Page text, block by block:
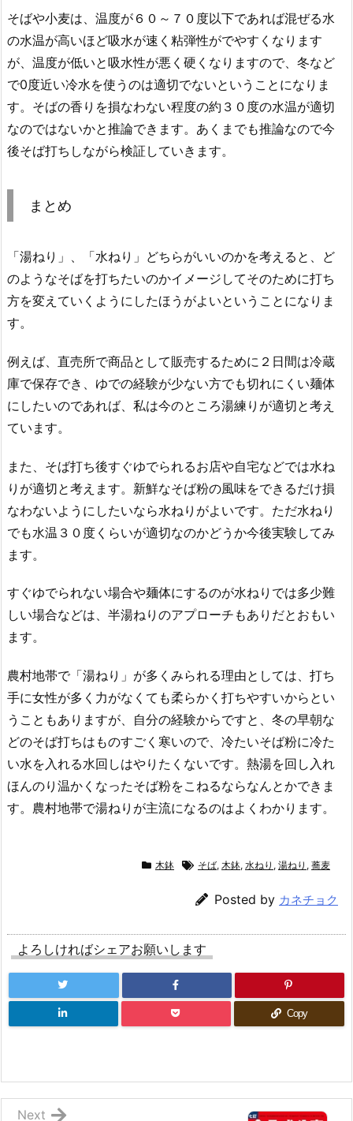
そばや小麦は、温度が６０～７０度以下であれば混ぜる水
の水温が高いほど吸水が速く粘弾性がでやすくなります
が、温度が低いと吸水性が悪く硬くなりますので、冬など
で0度近い冷水を使うのは適切でないということになりま
す。そばの香りを損なわない程度の約３０度の水温が適切
なのではないかと推論できます。あくまでも推論なので今
後そば打ちしながら検証していきます。
まとめ
「湯ねり」、「水ねり」どちらがいいのかを考えると、ど
のようなそばを打ちたいのかイメージしてそのために打ち
方を変えていくようにしたほうがよいということになりま
す。
例えば、直売所で商品として販売するために２日間は冷蔵
庫で保存でき、ゆでの経験が少ない方でも切れにくい麺体
にしたいのであれば、私は今のところ湯練りが適切と考え
ています。
また、そば打ち後すぐゆでられるお店や自宅などでは水ね
りが適切と考えます。新鮮なそば粉の風味をできるだけ損
なわないようにしたいなら水ねりがよいです。ただ水ねり
でも水温３０度くらいが適切なのかどうか今後実験してみ
ます。
すぐゆでられない場合や麺体にするのが水ねりでは多少難
しい場合などは、半湯ねりのアプローチもありだとおもい
ます。
農村地帯で「湯ねり」が多くみられる理由としては、打ち
手に女性が多く力がなくても柔らかく打ちやすいからとい
うこともありますが、自分の経験からですと、冬の早朝な
どのそば打ちはものすごく寒いので、冷たいそば粉に冷た
い水を入れる水回しはやりたくないです。熱湯を回し入れ
ほんのり温かくなったそば粉をこねるならなんとかできま
す。農村地帯で湯ねりが主流になるのはよくわかります。
木鉢 そば, 木鉢, 水ねり , 湯ねり , 蕎麦
Posted by カネチョク
よろしければシェアお願いします
Copy
Next